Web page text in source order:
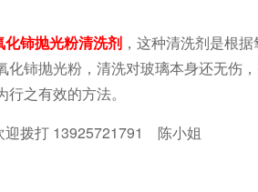
化铈抛光粉清洗剂 ，这种清洗剂是根
铈抛光粉，清洗对玻璃本身还无伤
之有效的方法。
迎拨打 13925721791 陈小姐